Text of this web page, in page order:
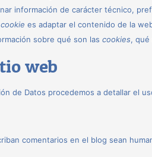
información de carácter técnico,
cookie es adaptar el contenido de la
sobre qué son lascookies, qué
web
de Datos procedemos a detallar el
comentarios en el blog sean